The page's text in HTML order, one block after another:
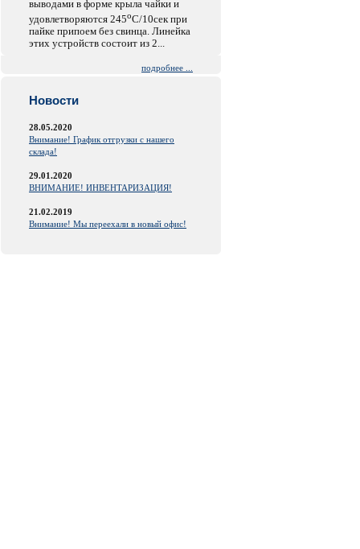
выводами в форме крыла чайки и
удовлетворяются 245oC/10сек при
пайке припоем без свинца. Линейка
этих устройств состоит из 2...
подробнее ...
Новости
28.05.2020
Внимание! График отгрузки с нашего
склада!
29.01.2020
ВНИМАНИЕ! ИНВЕНТАРИЗАЦИЯ!
21.02.2019
Внимание! Мы переехали в новый офис!